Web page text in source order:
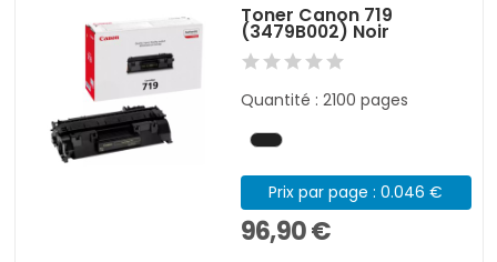
Toner Canon 719
(3479B002) Noir
Quantité : 2100 pages
Prix par page : 0.046 €
96,90 €